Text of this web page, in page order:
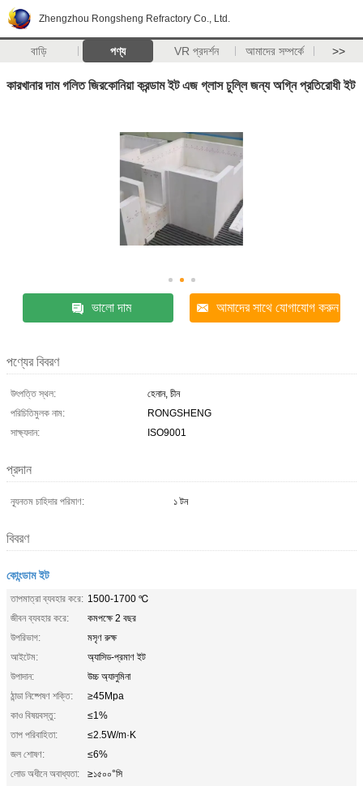
Zhengzhou Rongsheng Refractory Co., Ltd.
বাড়ি পণ্য VR প্রদর্শন আমাদের সম্পর্কে >>
কারখানার দাম গলিত জিরকোনিয়া করন্ডাম ইট এজ গ্লাস চুল্লি জন্য অগ্নি প্রতিরোধী ইট
ভালো দাম আমাদের সাথে যোগাযোগ করুন
পণ্যের বিবরণ
উৎপত্তি স্থল:
হেনান, চীন
পরিচিতিমুলক নাম:
RONGSHENG
সাক্ষ্যদান:
ISO9001
প্রদান
ন্যূনতম চাহিদার পরিমাণ: ১ টন
বিবরণ
কোংন্ডাম ইট
তাপমাত্রা ব্যবহার করে: 1500-1700 ℃
জীবন ব্যবহার করে:
কমপক্ষে 2 বছর
উপরিভাগ:
মসৃণ রুক্ষ
আইটেম:
অ্যাসিড-প্রমাণ ইট
উপাদান:
উচ্চ অ্যালুমিনা
ঠান্ডা নিষ্পেষণ শক্তি:
≥45Mpa
কাও বিষয়বস্তু:
≤1%
তাপ পরিবাহিতা:
≤2.5W/m·K
জল শোষণ:
≤6%
লোড অধীনে অবাধ্যতা:
≥১৫০০°সি